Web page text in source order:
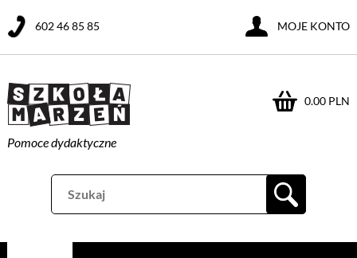
Pomoce dydaktyczne
0.00 PLN
602 46 85 85 MOJE KONTO